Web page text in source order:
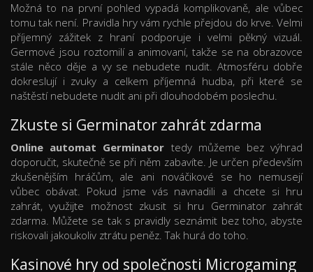
Možná to na první pohled vypadá komplikovaně, ale vůbec
tomu tak není. Pravidla hry vám rychle přejdou do krve. Velmi
příjemný zážitek z hraní podporuje i velmi pěkný vizuál.
Germové jsou roztomilí a animovaní, takže se na obrazovce
stále něco děje a vy se nebudete nudit. Atmosféru dobře
dokreslují i zvuky a celkem příjemná hudba, při které se
naštěstí nebudete nudit ani při dlouhodobém poslechu.
Zkuste si Germinator zahrát zdarma
Online automat Germinator tedy můžeme bez výhrad
doporučit, skutečně se při něm zabavíte. Je určen především
zkušenějším hráčům, ale ani nováčikové se ho nemusejí
vůbec obávat. Pokud jsme vás navnadili a chcete si hru
zahrát, využijte možnost zkusit si hru Germinator zahrát
zdarma. Můžete se tak s pravidly seznámit bez toho, abyste
riskovali jakoukoliv ztrátu peněz. Tak hurá do toho.
Kasinové hry od společnosti Microgaming